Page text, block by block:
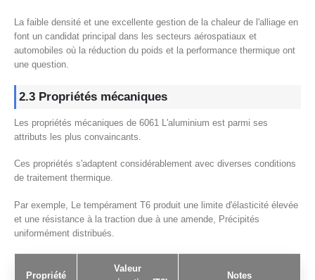
La faible densité et une excellente gestion de la chaleur de l'alliage en
font un candidat principal dans les secteurs aérospatiaux et
automobiles où la réduction du poids et la performance thermique ont
une question.
2.3 Propriétés mécaniques
Les propriétés mécaniques de 6061 L'aluminium est parmi ses
attributs les plus convaincants.
Ces propriétés s'adaptent considérablement avec diverses conditions
de traitement thermique.
Par exemple, Le tempérament T6 produit une limite d'élasticité élevée
et une résistance à la traction due à une amende, Précipités
uniformément distribués.
Propriété
Valeur
Notes